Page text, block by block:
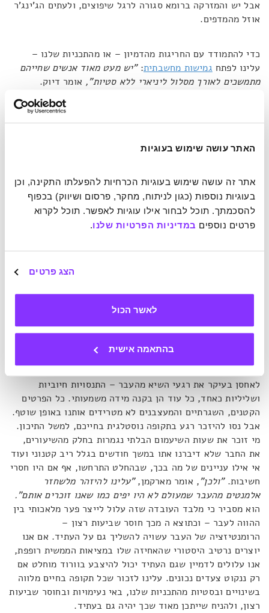
האתר עושה שימוש בעוגיות
פרטים נוספים במדיניות הפרטיות שלנו.
הצג פרטים
לאשר הכול
בהתאמה אישית
אבל יש והמזרקה ברומא סגורה לרגל שיפוצים, ולעתים הג'ינג'ר
אוזל מהמדפים.
כדי להתמודד עם החריגות מהדמיון – או מהתכניות שלנו –
עלינו לפתח גמישות מחשבתית:"יש מעט מאוד אנשים שחייהם
מתמשכים לאורך מסלול ליניארי ללא סטיות", אומר דיוק.
הגמישות מאפשרת לנו להכיל את השינויים הבלתי צפויים, כמו
משכך זעזועים טוב שגורם לנסיעה להרגיש חלקה, לא משנה
כמה הדרך טרשית. השינויים הבלתי צפויים נפוצים הרבה יותר
טובים",מסביר דיוק, "בראייה לאחור אנו גורמים לזיכרון
רבות אנו מביטים אחורה ורואים נתיב הצלחה שעבד בדיוק כפי
שדמיינו, אלא שאנו לא לוקחים בחשבון אינספור משתנים
אקראיים שלא היו תלויים בנו וכנראה באותו מקרה התיישרו עם
התכניות שלנו, או לחילופין, השמטנו אותם באלגנטיות מהסיפור.
ורודים כשאנו חושבים על אירועים שקרו בעבר".במילים אחרות,
הפרטים המרגיזים מהעבר, ולכן ההסתכלות שלנו אחורה היא
יכולה ליצור סוג נוסף של אי שביעות רצון מההווה", הוא
פעם היה פה טוב יותר, האמנם?
תקופת התיכון באמת הייתה כזו מושלמת? הזיכרון שלנו נוטה
לאחסן בעיקר את רגעי השיא מהעבר – התנסויות חיוביות
ושליליות כאחד, כל עוד הן בקנה מידה משמעותי. כל הפרטים
הקטנים, השגרתיים והמעצבנים לא מטרידים אותנו באופן שוטף.
אבל נסו להיזכר רגע בתקופה נוסטלגית בחייכם, למשל התיכון.
מי זוכר את שעות השיעמום הבלתי נגמרות בחלק מהשיעורים,
את החבר שלא דיברנו אתו במשך חודשים בגלל ריב קטנוני ועוד
אי אילו עניינים של מה בכך, שבהחלט התרחשו, אף אם היו חסרי
חשיבות."ולכן", אומר מארקמן,"עלינו להיזהר מלשחזר
אלמנטים מהעבר שמעולם לא היו יפים כמו שאנו זוכרים אותם".
הוא מסביר כי מלבד העובדה שזה עלול לייצר פער מלאכותי בין
ההווה לעבר – וכתוצא ה מכך חוסר שביעות רצון –
הרומנטיזציה של העבר עשויה להשליך גם על העתיד. אם אנו
יוצרים נרטיב היסטורי שהאחיזה שלו במציאות הממשית רופפת,
אנו עלולים לדמיין שגם העתיד יכול להיצבע בוורוד מוחלט אם
רק ננקוט צעדים נכונים. עלינו לזכור שכל תקופה בחיים מלווה
בשינויים ובסטיות מהתכניות שלנו, באי נעימויות ובחוסר שביעות
רצון, ולהניח שייתכן מאוד שכך יהיה גם בעתיד.